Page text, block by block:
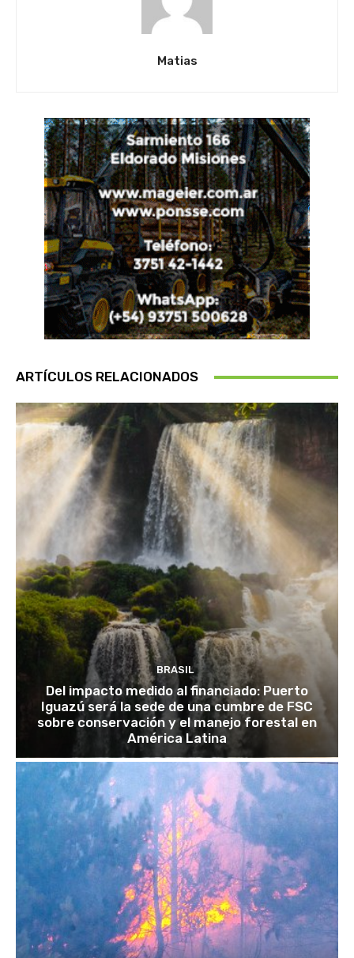
Matias
ARTÍCULOS RELACIONADOS
BRASIL
Del impacto medido al financiado: Puerto
Iguazú será la sede de una cumbre de FSC
sobre conservación y el manejo forestal en
América Latina